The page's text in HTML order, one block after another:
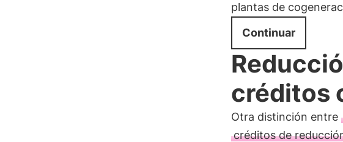
plantas de
Continuar
créditos
Otra distinción entre
créditos de